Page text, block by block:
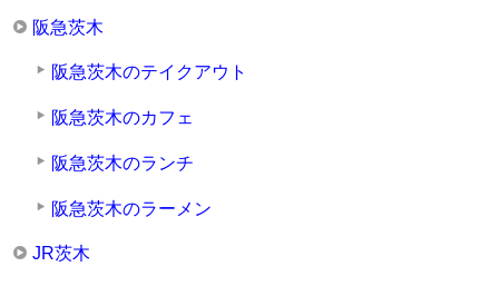
阪急茨木
阪急茨木のテイクアウト
阪急茨木のカフェ
阪急茨木のランチ
阪急茨木のラーメン
JR茨木